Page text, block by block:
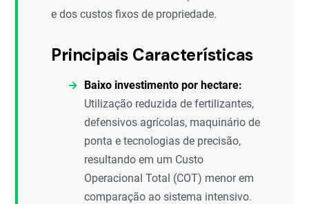
e dos custos fixos de propriedade.
Principais Características
Baixo investimento por hectare:
Utilização reduzida de fertilizantes,
defensivos agrícolas, maquinário de
ponta e tecnologias de precisão,
resultando em um Custo
Operacional Total (COT) menor em
comparação ao sistema intensivo.